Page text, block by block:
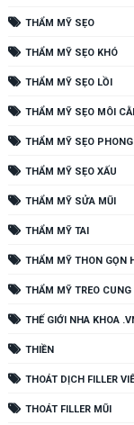
THẨM MỸ SẸO
THẨM MỸ SẸO KHÓ
THẨM MỸ SẸO LỒI
THẨM MỸ SẸO MÔI
THẨM MỸ SẸO
THẨM MỸ SẸO XẤU
THẨM MỸ SỬA MŨI
THẨM MỸ TAI
THẨM MỸ THON GỌN
THẨM MỸ TREO CUNG
THẾ GIỚI NHA KHOA
THIỀN
THOÁT DỊCH FILLER
THOÁT FILLER MŨI